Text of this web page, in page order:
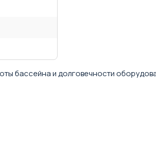
бассейна и долговечности